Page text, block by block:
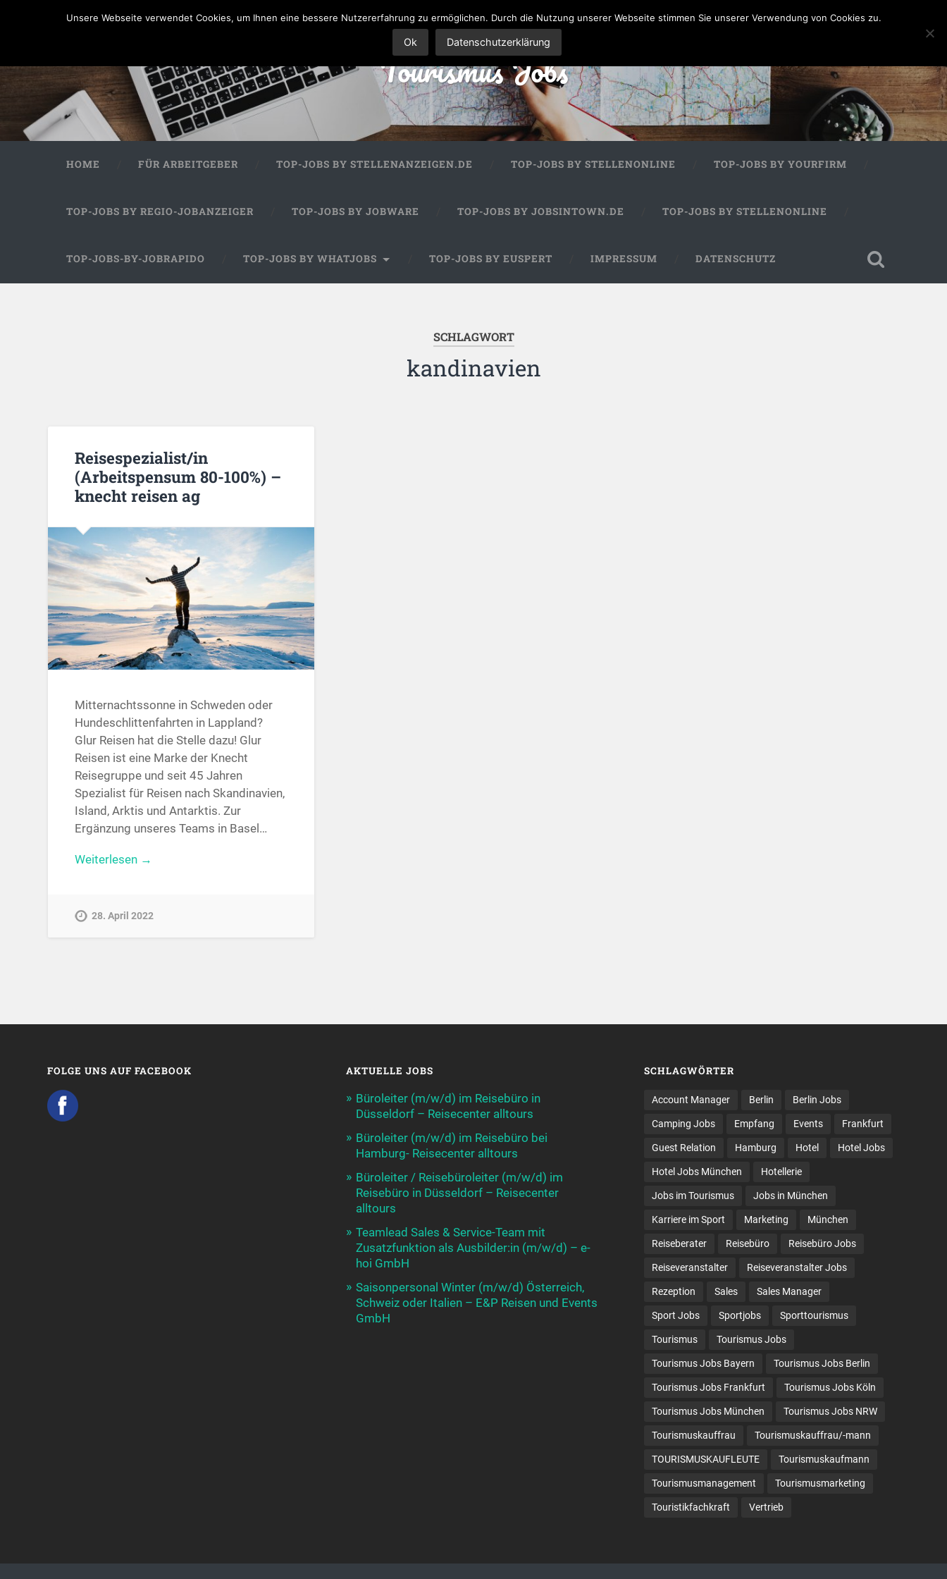
Tourismus Jobs
HOME FÜR ARBEITGEBER TOP-JOBS BY STELLENANZEIGEN.DE TOP-JOBS BY STELLENONLINE TOP-JOBS BY YOURFIRM
TOP-JOBS BY REGIO-JOBANZEIGER TOP-JOBS BY JOBWARE TOP-JOBS BY JOBSINTOWN.DE TOP-JOBS BY STELLENONLINE
TOP-JOBS-BY-JOBRAPIDO TOP-JOBS BY WHATJOBS TOP-JOBS BY EUSPERT IMPRESSUM DATENSCHUTZ
SCHLAGWORT
kandinavien
Reisespezialist/in
(Arbeitspensum 80-100%) –
knecht reisen ag
Mitternachtssonne in Schweden oder
Hundeschlittenfahrten in Lappland?
Glur Reisen hat die Stelle dazu! Glur
Reisen ist eine Marke der Knecht
Reisegruppe und seit 45 Jahren
Spezialist für Reisen nach Skandinavien,
Island, Arktis und Antarktis. Zur
Ergänzung unseres Teams in Basel…
Weiterlesen →
28. April 2022
FOLGE UNS AUF FACEBOOK AKTUELLE JOBS
Büroleiter (m/w/d) im Reisebüro in
Düsseldorf – Reisecenter alltours
Büroleiter (m/w/d) im Reisebüro bei
Hamburg- Reisecenter alltours
Büroleiter / Reisebüroleiter (m/w/d) im
Reisebüro in Düsseldorf – Reisecenter
alltours
Teamlead Sales & Service-Team mit
Zusatzfunktion als Ausbilder:in (m/w/d) – e-
hoi GmbH
Saisonpersonal Winter (m/w/d) Österreich,
Schweiz oder Italien – E&P Reisen und Events
GmbH
SCHLAGWÖRTER
Account Manager Berlin Berlin Jobs
Camping Jobs Empfang Events Frankfurt
Guest Relation Hamburg Hotel Hotel Jobs
Hotel Jobs München Hotellerie
Jobs im Tourismus Jobs in München
Karriere im Sport Marketing München
Reiseberater Reisebüro Reisebüro Jobs
Reiseveranstalter Reiseveranstalter Jobs
Rezeption Sales Sales Manager
Sport Jobs Sportjobs Sporttourismus
Tourismus Tourismus Jobs
Tourismus Jobs Bayern Tourismus Jobs Berlin
Tourismus Jobs Frankfurt Tourismus Jobs Köln
Tourismus Jobs München Tourismus Jobs NRW
Tourismuskauffrau Tourismuskauffrau/-mann
TOURISMUSKAUFLEUTE Tourismuskaufmann
Tourismusmanagement Tourismusmarketing
Touristikfachkraft Vertrieb
Unsere Webseite verwendet Cookies, um Ihnen eine bessere Nutzererfahrung zu ermöglichen. Durch die Nutzung unserer Webseite stimmen Sie unserer Verwendung von Cookies zu.
Ok Datenschutzerklärung